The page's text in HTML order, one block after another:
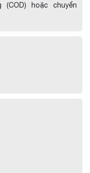
hoặc chuyển